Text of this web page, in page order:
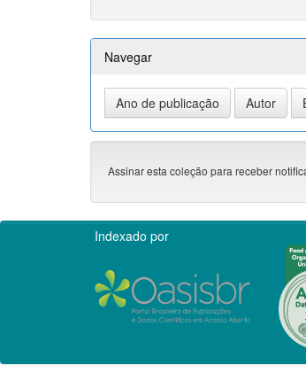
Navegar
Assinar esta coleção para receber
Indexado por